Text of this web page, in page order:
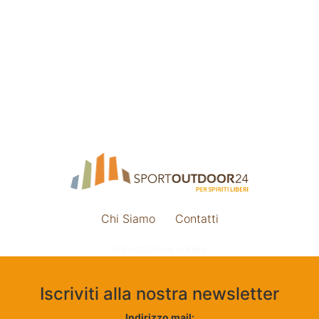
Chi Siamo Contatti
Iscriviti alla nostra newsletter